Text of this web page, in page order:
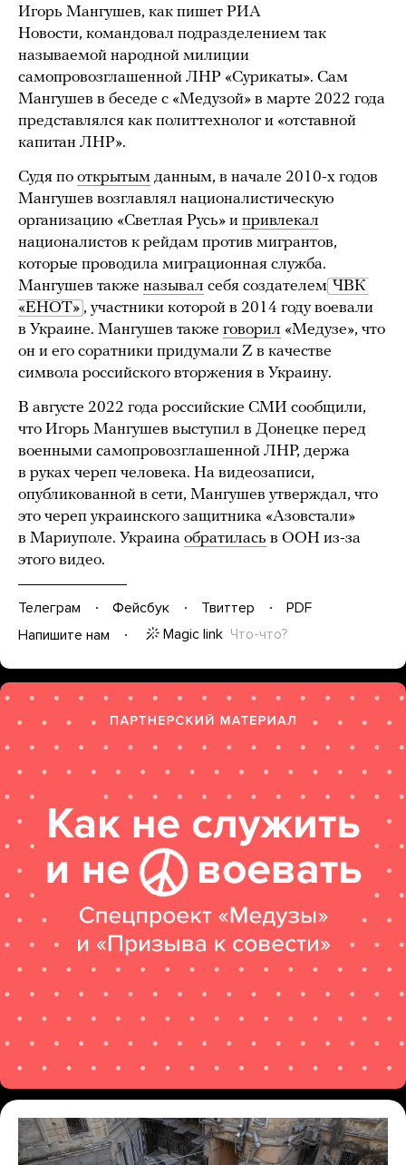
Игорь Мангушев, как пишет РИА
Новости, командовал подразделением так
называемой народной милиции
самопровозглашенной ЛНР «Сурикаты». Сам
Мангушев в беседе с «Медузой» в марте 2022 года
представлялся как политтехнолог и «отставной
капитан ЛНР».
Судя по открытым данным, в начале 2010-х годов
Мангушев возглавлял националистическую
организацию «Светлая Русь» и привлекал
националистов к рейдам против мигрантов,
которые проводила миграционная служба.
Мангушев также называл себя создателем ЧВК
«ЕНОТ» , участники которой в 2014 году воевали
в Украине. Мангушев также говорил «Медузе», что
он и его соратники придумали Z в качестве
символа российского вторжения в Украину.
В августе 2022 года российские СМИ сообщили,
что Игорь Мангушев выступил в Донецке перед
военными самопровозглашенной ЛНР, держа
в руках череп человека. На видеозаписи,
опубликованной в сети, Мангушев утверждал, что
это череп украинского защитника «Азовстали»
в Мариуполе. Украина обратилась в ООН из-за
этого видео.
Телеграм Фейсбук Твиттер
PDF
Напишите нам
Magic link Что-что?